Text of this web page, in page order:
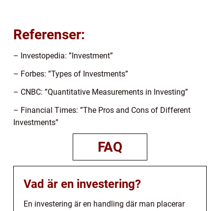
Referenser:
– Investopedia: ”Investment”
– Forbes: ”Types of Investments”
– CNBC: ”Quantitative Measurements in Investing”
– Financial Times: ”The Pros and Cons of Different
Investments”
FAQ
Vad är en investering?
En investering är en handling där man placerar